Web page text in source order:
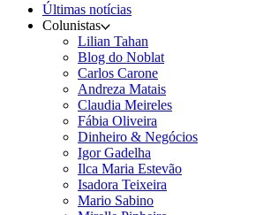
Últimas notícias
Colunistas
Lilian Tahan
Blog do Noblat
Carlos Carone
Andreza Matais
Claudia Meireles
Fábia Oliveira
Dinheiro & Negócios
Igor Gadelha
Ilca Maria Estevão
Isadora Teixeira
Mario Sabino